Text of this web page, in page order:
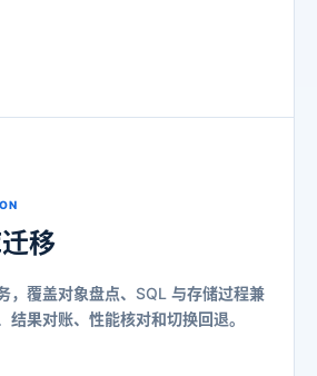
移
，覆盖对象盘点、SQL 与存储过程兼
结果对账、性能核对和切换回退。